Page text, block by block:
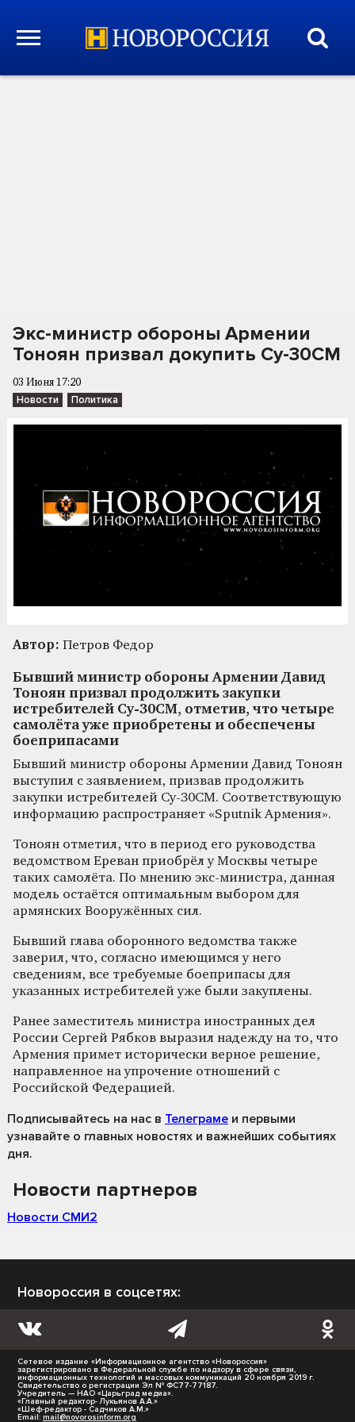
Экс-министр обороны Армении
Тоноян призвал докупить Су-30СМ
03 Июня 17:20
Новости Политика
Автор: Петров Федор
Бывший министр обороны Армении Давид
Тоноян призвал продолжить закупки
истребителей Су-30СМ, отметив, что четыре
самолёта уже приобретены и обеспечены
боеприпасами
Бывший министр обороны Армении Давид Тоноян
выступил с заявлением, призвав продолжить
закупки истребителей Су-30СМ. Соответствующую
информацию распространяет «Sputnik Армения».
Тоноян отметил, что в период его руководства
ведомством Ереван приобрёл у Москвы четыре
таких самолёта. По мнению экс-министра, данная
модель остаётся оптимальным выбором для
армянских Вооружённых сил.
Бывший глава оборонного ведомства также
заверил, что, согласно имеющимся у него
сведениям, все требуемые боеприпасы для
указанных истребителей уже были закуплены.
Ранее заместитель министра иностранных дел
России Сергей Рябков выразил надежду на то, что
Армения примет исторически верное решение,
направленное на упрочение отношений с
Российской Федерацией.
Подписывайтесь на нас в Телеграме и первыми
узнавайте о главных новостях и важнейших событиях
дня.
Новости партнеров
Новости СМИ2
Новороссия в соцсетях:
Сетевое издание «Информационное агентство «Новороссия»
зарегистрировано в Федеральной службе по надзору в сфере связи,
информационных технологий и массовых коммуникаций 20 ноября 2019 г.
Свидетельство о регистрации Эл № ФС77-77187.
Учредитель — НАО «Царьград медиа».
«Главный редактор- Лукьянов А.А.»
«Шеф-редактор - Садчиков А.М.»
Email: mail@novorosinform.org